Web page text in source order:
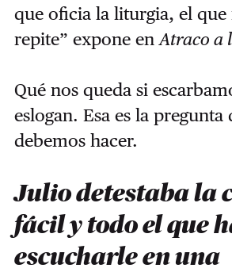
que oficia la liturgia, el que
repite” expone en Atraco a
Qué nos queda si
eslogan. Esa es la pregunta
debemos hacer.
Julio detestaba la
fácil y todo el que
escucharle en una